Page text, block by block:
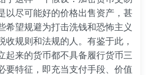
以尽可能好的价格出售资产，甚
希望规避为打击洗钱和恐怖主义
收规则和法规的人。有鉴于此，
起来的货币都不具备履行货币三
要特征，即充当支付手段、价值